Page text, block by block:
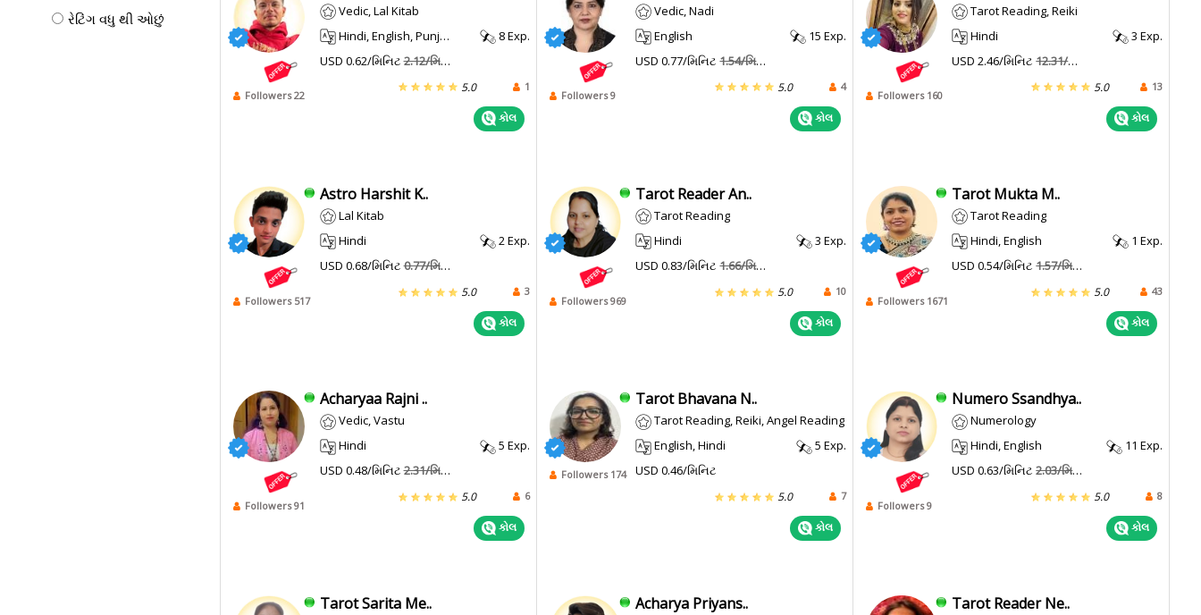
રેટિંગ વધુ થી ઓછું
Followers 22
Vedic, Lal Kitab
Hindi, English, Punjabi
8 Exp.
USD 0.62/મિનિટ2.12/મિનિટ
5.0 1
કોલ
Followers 9
Vedic, Nadi
English
15 Exp.
USD 0.77/મિનિટ1.54/મિનિટ
5.0 4
કોલ
Followers 160
Tarot Reading, Reiki
Hindi
3 Exp.
USD 2.46/મિનિટ12.31/મિનિટ
5.0 13
કોલ
Followers 517
Astro Harshit K..
Lal Kitab
Hindi
2 Exp.
USD 0.68/મિનિટ0.77/મિનિટ
5.0 3
કોલ
Followers 969
Tarot Reader An..
Tarot Reading
Hindi
3 Exp.
USD 0.83/મિનિટ1.66/મિનિટ
5.0 10
કોલ
Followers 1671
Tarot Mukta M..
Tarot Reading
Hindi, English
1 Exp.
USD 0.54/મિનિટ1.57/મિનિટ
5.0 43
કોલ
Followers 91
Acharyaa Rajni ..
Vedic, Vastu
Hindi
5 Exp.
USD 0.48/મિનિટ2.31/મિનિટ
5.0 6
કોલ
Followers 174
Tarot Bhavana N..
Tarot Reading, Reiki, Angel Reading
English, Hindi
5 Exp.
USD 0.46/મિનિટ
5.0 7
કોલ
Followers 9
Numero Ssandhya..
Numerology
Hindi, English
11 Exp.
USD 0.63/મિનિટ2.03/મિનિટ
5.0 8
કોલ
Tarot Sarita Me.. Acharya Priyans.. Tarot Reader Ne..